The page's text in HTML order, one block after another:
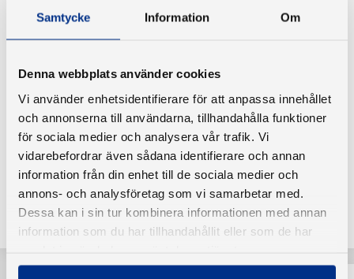
Samtycke Information Om
Denna webbplats använder cookies
Vi använder enhetsidentifierare för att anpassa innehållet
och annonserna till användarna, tillhandahålla funktioner
för sociala medier och analysera vår trafik. Vi
vidarebefordrar även sådana identifierare och annan
information från din enhet till de sociala medier och
annons- och analysföretag som vi samarbetar med.
Dessa kan i sin tur kombinera informationen med annan
information som du har tillhandahållit eller som de har
I Helly Hansens återkallelse finns kontaktuppgifter och där
Läs mer på Helly Hansens hemsida
Källa och bild: Konsumentverket
Tillbaka